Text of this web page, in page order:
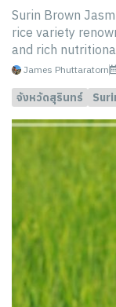
Surin Brown
rice variety
and rich
James Phuttaratorn
จังหวัดสุรินทร์